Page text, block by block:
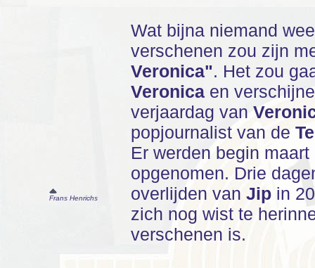
Wat bijna niemand
verschenen zou zijn
Veronica". Het zou
Veronica en
verjaardag van
popjournalist van de
Er werden begin
opgenomen. Drie
overlijden van Jip in
zich nog wist te
verschenen is.
Frans Henrichs